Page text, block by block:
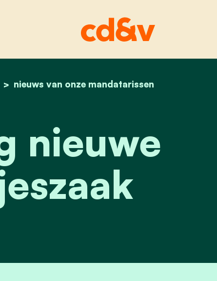
home
nieuws van onze mandatarissen
opening nieuwe broodjeszaak
nieuwe